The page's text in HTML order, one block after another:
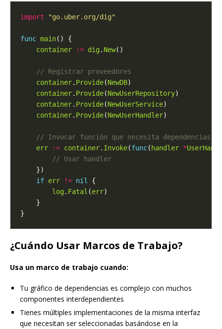
import "go.uber.org/dig"
func main
container
:= dig. New
container. Provide(NewDB
container. Provide(NewUserRepository
container. Provide(NewUserService
container. Provide(NewUserHandler
err
:= container. Invoke(func( handler *
if err != nil
log. Fatal (err
¿Cuándo Usar Marcos de Trabajo?
Usa un marco de trabajo cuando:
Tu gráfico de dependencias es complejo con muchos
componentes interdependientes
Tienes múltiples implementaciones de la misma interfaz
que necesitan ser seleccionadas basándose en la